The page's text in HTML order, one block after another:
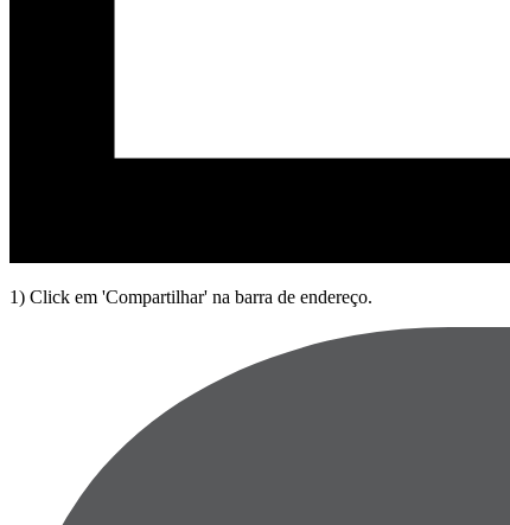
1) Click em 'Compartilhar' na barra de endereço.